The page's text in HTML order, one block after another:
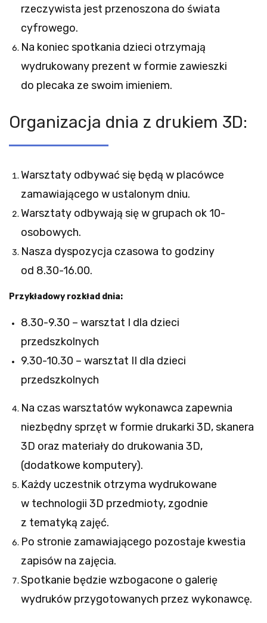
rzeczywista jest przenoszona do świata
cyfrowego.
Na koniec spotkania dzieci otrzymają
wydrukowany prezent w formie zawieszki
do plecaka ze swoim imieniem.
Organizacja dnia z drukiem 3D:
Warsztaty odbywać się będą w placówce
zamawiającego w ustalonym dniu.
Warsztaty odbywają się w grupach ok 10-
osobowych.
Nasza dyspozycja czasowa to godziny
od 8.30-16.00.
Przykładowy rozkład dnia:
8.30-9.30 – warsztat I dla dzieci
przedszkolnych
9.30-10.30 – warsztat II dla dzieci
przedszkolnych
Na czas warsztatów wykonawca zapewnia
niezbędny sprzęt w formie drukarki 3D, skanera
3D oraz materiały do drukowania 3D,
(dodatkowe komputery).
Każdy uczestnik otrzyma wydrukowane
w technologii 3D przedmioty, zgodnie
z tematyką zajęć.
Po stronie zamawiającego pozostaje kwestia
zapisów na zajęcia.
Spotkanie będzie wzbogacone o galerię
wydruków przygotowanych przez wykonawcę.